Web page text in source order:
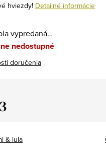
hviezdy! Detailné informácie
vypredaná…
nedostupné
doručenia
& lula